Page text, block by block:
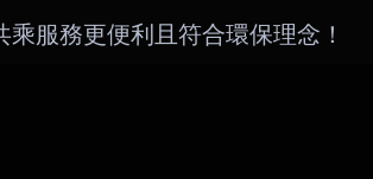
乘服務更便利且符合環保理念！